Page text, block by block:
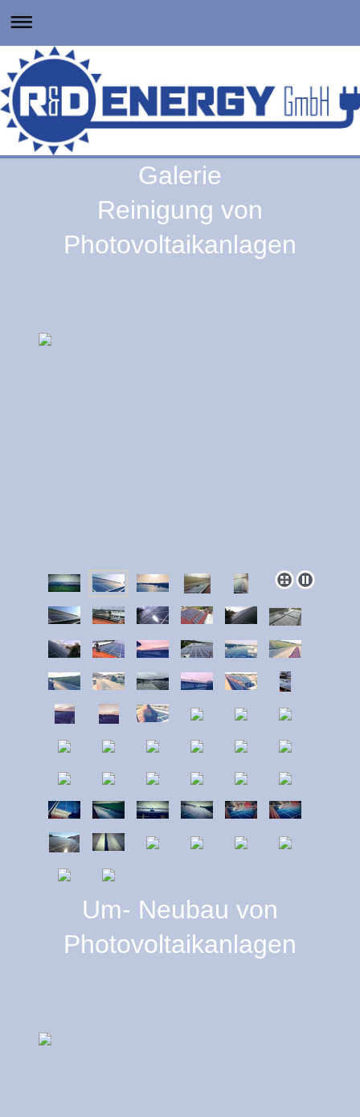
Galerie
Reinigung von
Photovoltaikanlagen
Um- Neubau von
Photovoltaikanlagen